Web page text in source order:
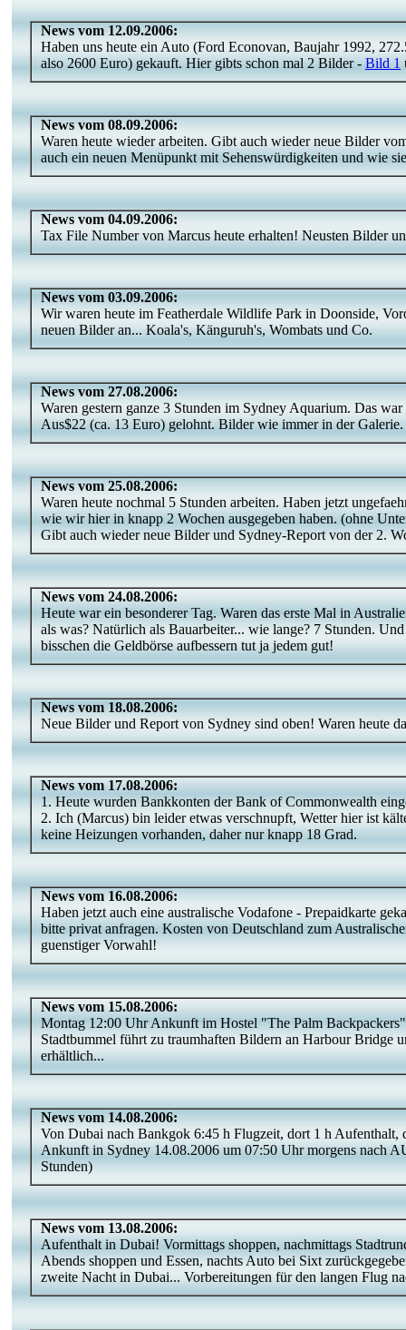
News vom 12.09.2006:
Haben uns heute ein Auto (Ford Econovan, Baujahr 1992,
also 2600 Euro) gekauft. Hier gibts schon mal 2 Bilder -Bild 1
News vom 08.09.2006:
Waren heute wieder arbeiten. Gibt auch wieder neue Bilder
auch ein neuen Menüpunkt mit Sehenswürdigkeiten und wie
News vom 04.09.2006:
Tax File Number von Marcus heute erhalten! Neusten Bilder
News vom 03.09.2006:
Wir waren heute im Featherdale Wildlife Park in Doonside,
neuen Bilder an... Koala's, Känguruh's, Wombats und Co.
News vom 27.08.2006:
Waren gestern ganze 3 Stunden im Sydney Aquarium. Das
Aus$22 (ca. 13 Euro) gelohnt. Bilder wie immer in der Galerie.
News vom 25.08.2006:
Waren heute nochmal 5 Stunden arbeiten. Haben jetzt
wie wir hier in knapp 2 Wochen ausgegeben haben. (ohne
Gibt auch wieder neue Bilder und Sydney-Report von der 2.
News vom 24.08.2006:
Heute war ein besonderer Tag. Waren das erste Mal in
als was? Natürlich als Bauarbeiter... wie lange? 7 Stunden.
bisschen die Geldbörse aufbessern tut ja jedem gut!
News vom 18.08.2006:
Neue Bilder und Report von Sydney sind oben! Waren heute
News vom 17.08.2006:
1. Heute wurden Bankkonten der Bank of Commonwealth
2. Ich (Marcus) bin leider etwas verschnupft, Wetter hier ist
keine Heizungen vorhanden, daher nur knapp 18 Grad.
News vom 16.08.2006:
Haben jetzt auch eine australische Vodafone - Prepaidkarte
bitte privat anfragen. Kosten von Deutschland zum
guenstiger Vorwahl!
News vom 15.08.2006:
Montag 12:00 Uhr Ankunft im Hostel "The Palm
Stadtbummel führt zu traumhaften Bildern an Harbour Bridge
erhältlich...
News vom 14.08.2006:
Von Dubai nach Bankgok 6:45 h Flugzeit, dort 1 h Aufenthalt,
Ankunft in Sydney 14.08.2006 um 07:50 Uhr morgens nach
Stunden)
News vom 13.08.2006:
Aufenthalt in Dubai! Vormittags shoppen, nachmittags
Abends shoppen und Essen, nachts Auto bei Sixt
zweite Nacht in Dubai... Vorbereitungen für den langen Flug